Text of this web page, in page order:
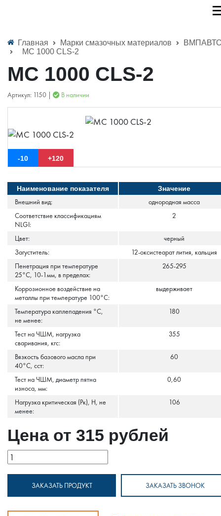
Главная Марки смазочных материалов
МС 1000 CLS-2
МС 1000 CLS-2
Артикул: 1150 | В наличии
-10 +120
Наименование показателя Значение
Внешний вид:
однородная масса
Соответствие классификациям
NLGI:
2
Цвет:
черный
Загуститель:
12-оксистеарат лития, кальция
Пенетрация при температуре
25°С, 10-1мм, в пределах:
265-295
Коррозионное воздействие на
металлы при температуре 100°С:
выдерживает
Температура каплепадения °С,
не менее:
180
Тест на ЧШМ, нагрузка
сваривания, кгс:
355
Вязкость базового масла при
40°C, сст:
60
Тест на ЧШМ, диаметр пятна
износа, мм:
0,60
Нагрузка критическая (Рк), Н, не
менее:
106
Цена от 315 рублей
ЗАКАЗАТЬ ПРОДУКТ ЗАКАЗАТЬ ЗВОНОК